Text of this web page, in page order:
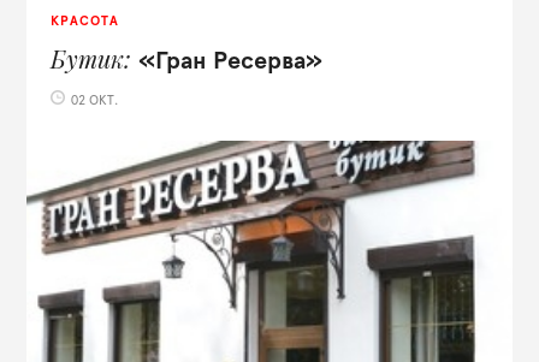
КРАСОТА
Бутик «Гран Ресерва»
02 ОКТ.